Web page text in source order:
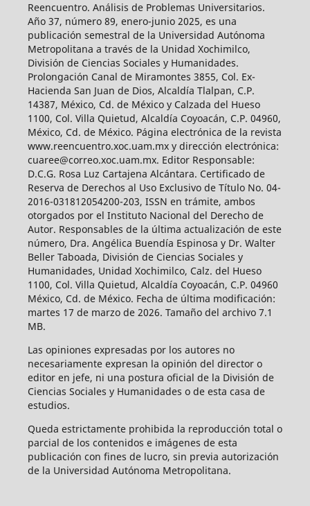
Reencuentro. Análisis de Problemas Universitarios.
Año 37, número 89, enero-junio 2025, es una
publicación semestral de la Universidad Autónoma
Metropolitana a través de la Unidad Xochimilco,
División de Ciencias Sociales y Humanidades.
Prolongación Canal de Miramontes 3855, Col. Ex-
Hacienda San Juan de Dios, Alcaldía Tlalpan, C.P.
14387, México, Cd. de México y Calzada del Hueso
1100, Col. Villa Quietud, Alcaldía Coyoacán, C.P. 04960,
México, Cd. de México. Página electrónica de la revista
www.reencuentro.xoc.uam.mx y dirección electrónica:
cuaree@correo.xoc.uam.mx. Editor Responsable:
D.C.G. Rosa Luz Cartajena Alcántara. Certificado de
Reserva de Derechos al Uso Exclusivo de Título No. 04-
2016-031812054200-203, ISSN en trámite, ambos
otorgados por el Instituto Nacional del Derecho de
Autor. Responsables de la última actualización de este
número, Dra. Angélica Buendía Espinosa y Dr. Walter
Beller Taboada, División de Ciencias Sociales y
Humanidades, Unidad Xochimilco, Calz. del Hueso
1100, Col. Villa Quietud, Alcaldía Coyoacán, C.P. 04960
México, Cd. de México. Fecha de última modificación:
martes 17 de marzo de 2026. Tamaño del archivo 7.1
MB.
Las opiniones expresadas por los autores no
necesariamente expresan la opinión del director o
editor en jefe, ni una postura oficial de la División de
Ciencias Sociales y Humanidades o de esta casa de
estudios.
Queda estrictamente prohibida la reproducción total o
parcial de los contenidos e imágenes de esta
publicación con fines de lucro, sin previa autorización
de la Universidad Autónoma Metropolitana.